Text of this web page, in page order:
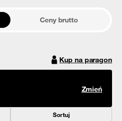
Ceny brutto
Kup na paragon
Zmień
Sortuj